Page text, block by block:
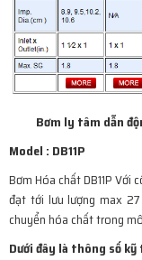
Bơm ly tâm dẫn
Model : DB11P
Bơm Hóa chất DB11P
đạt tới lưu lượng max
chuyển hóa chất trong
Dưới đây là thông số